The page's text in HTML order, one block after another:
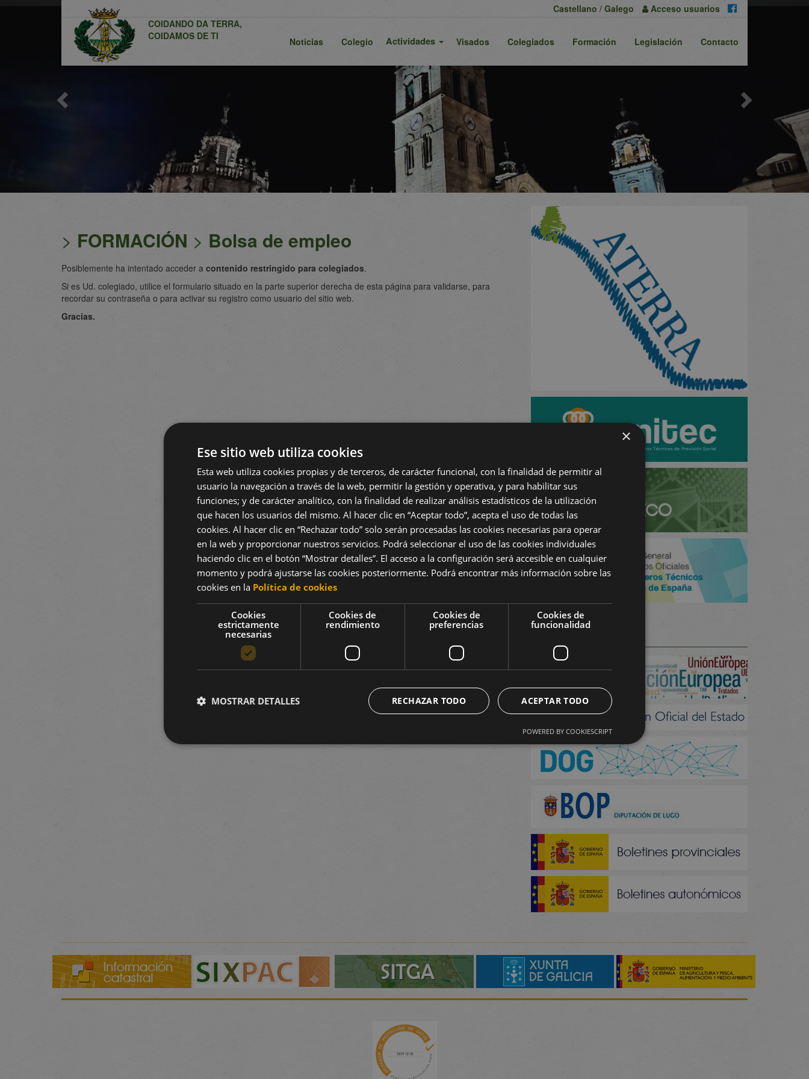
Castellano / Galego Acceso usuarios
COIDANDO DA TERRA,
COIDAMOS DE TI
Noticias Colegio Actividades Visados Colegiados Formación Legislación Contacto
Previous
> FORMACIÓN > Bolsa de empleo
Posiblemente ha intentado acceder a contenido restringido para colegiados.
Si es Ud. colegiado, utilice el formulario situado en la parte superior derecha de esta página para validarse, para
recordar su contraseña o para activar su registro como usuario del sitio web.
Gracias.
BOLETÍNS E D.O.
×
Ese sitio web utiliza cookies
Esta web utiliza cookies propias y de terceros, de carácter funcional, con la finalidad de permitir al
usuario la navegación a través de la web, permitir la gestión y operativa, y para habilitar sus
funciones; y de carácter analítico, con la finalidad de realizar análisis estadísticos de la utilización
que hacen los usuarios del mismo. Al hacer clic en “Aceptar todo”, acepta el uso de todas las
cookies. Al hacer clic en “Rechazar todo” solo serán procesadas las cookies necesarias para operar
en la web y proporcionar nuestros servicios. Podrá seleccionar el uso de las cookies individuales
haciendo clic en el botón “Mostrar detalles”. El acceso a la configuración será accesible en cualquier
momento y podrá ajustarse las cookies posteriormente. Podrá encontrar más información sobre las
cookies en la Política de cookies
Cookies
estrictamente
necesarias
Cookies de
rendimiento
Cookies de
preferencias
Cookies de
funcionalidad
ACEPTAR TODO
RECHAZAR TODO
MOSTRAR DETALLES
POWERED BY COOKIESCRIPT